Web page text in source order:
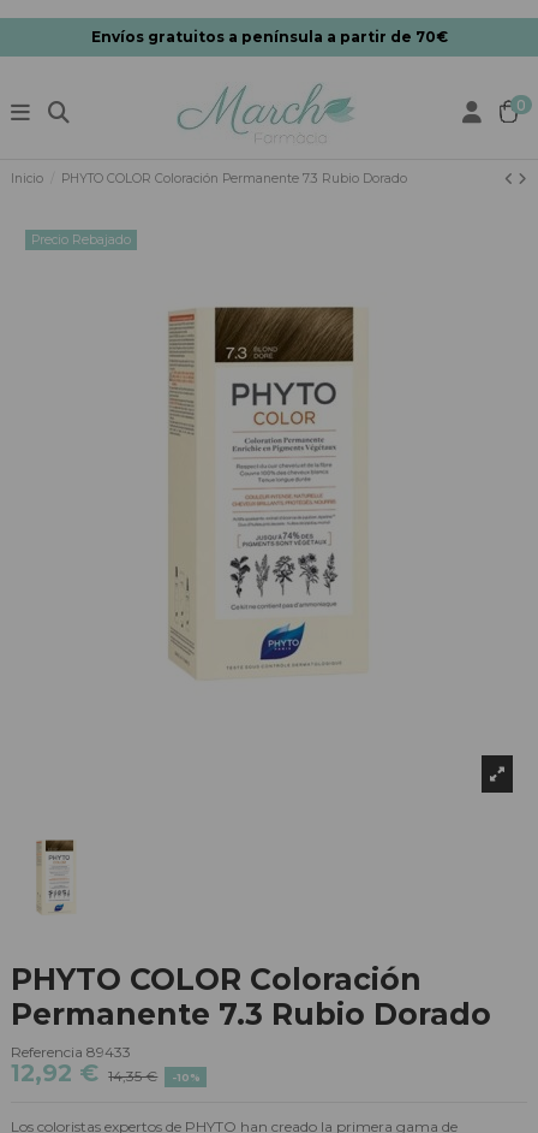
Envíos gratuitos a península a partir de 70€
0
Inicio PHYTO COLOR Coloración Permanente 7.3 Rubio Dorado
Precio Rebajado
PHYTO COLOR Coloración
Permanente 7.3 Rubio Dorado
Referencia 89433
12,92 € 14,35 € -10%
Los coloristas expertos de PHYTO han creado la primera gama de